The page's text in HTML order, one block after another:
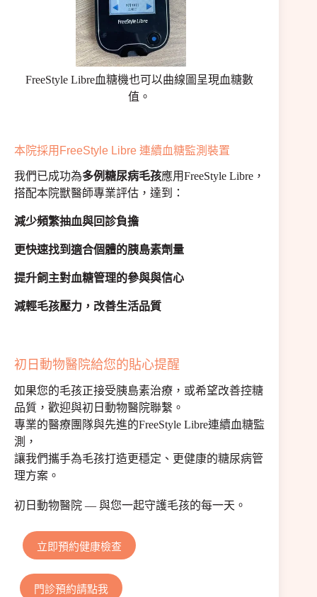
FreeStyle Libre血糖機也可以曲線圖呈現血糖數
值。
本院採用FreeStyle Libre 連續血糖監測裝置
我們已成功為多例糖尿病毛孩應用FreeStyle Libre，
搭配本院獸醫師專業評估，達到：
減少頻繁抽血與回診負擔
更快速找到適合個體的胰島素劑量
提升飼主對血糖管理的參與與信心
減輕毛孩壓力，改善生活品質
初日動物醫院給您的貼心提醒
如果您的毛孩正接受胰島素治療，或希望改善控糖
品質，歡迎與初日動物醫院聯繫。
專業的醫療團隊與先進的FreeStyle Libre連續血糖監
測，
讓我們攜手為毛孩打造更穩定、更健康的糖尿病管
理方案。
初日動物醫院 — 與您一起守護毛孩的每一天。
立即預約健康檢查
門診預約請點我